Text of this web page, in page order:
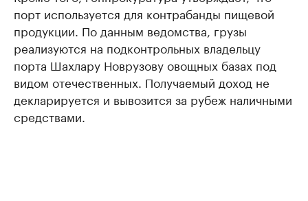
порт используется для контрабанды пищевой
продукции. По данным ведомства, грузы
реализуются на подконтрольных владельцу
порта Шахлару Новрузову овощных базах под
видом отечественных. Получаемый доход не
декларируется и вывозится за рубеж наличными
средствами.